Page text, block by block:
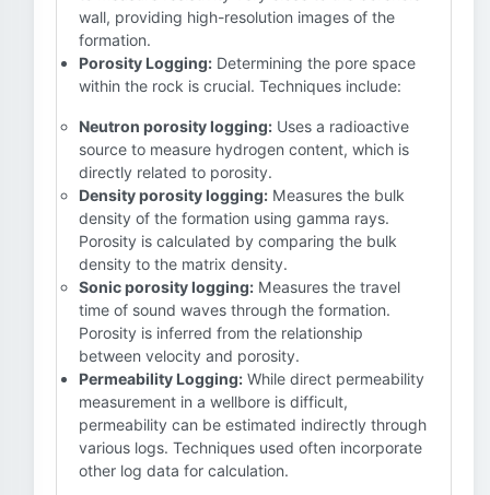
wall, providing high-resolution images of the
formation.
Porosity Logging: Determining the pore space
within the rock is crucial. Techniques include:
Neutron porosity logging: Uses a radioactive
source to measure hydrogen content, which is
directly related to porosity.
Density porosity logging: Measures the bulk
density of the formation using gamma rays.
Porosity is calculated by comparing the bulk
density to the matrix density.
Sonic porosity logging: Measures the travel
time of sound waves through the formation.
Porosity is inferred from the relationship
between velocity and porosity.
Permeability Logging: While direct permeability
measurement in a wellbore is difficult,
permeability can be estimated indirectly through
various logs. Techniques used often incorporate
other log data for calculation.